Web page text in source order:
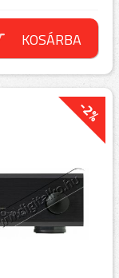
KOSÁRBA
-2%